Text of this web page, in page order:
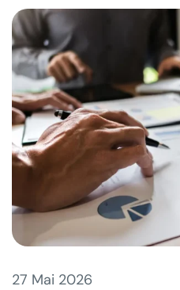
27 Mai 2026